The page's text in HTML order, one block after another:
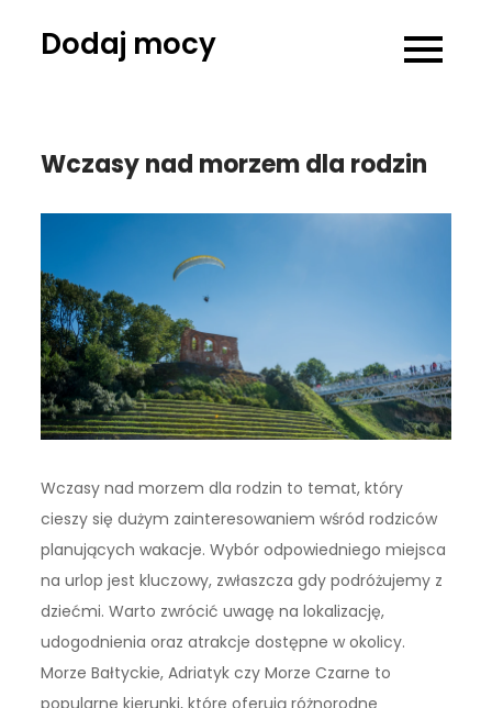
Dodaj mocy
Wczasy nad morzem dla rodzin
Wczasy nad morzem dla rodzin to temat, który
cieszy się dużym zainteresowaniem wśród rodziców
planujących wakacje. Wybór odpowiedniego miejsca
na urlop jest kluczowy, zwłaszcza gdy podróżujemy z
dziećmi. Warto zwrócić uwagę na lokalizację,
udogodnienia oraz atrakcje dostępne w okolicy.
Morze Bałtyckie, Adriatyk czy Morze Czarne to